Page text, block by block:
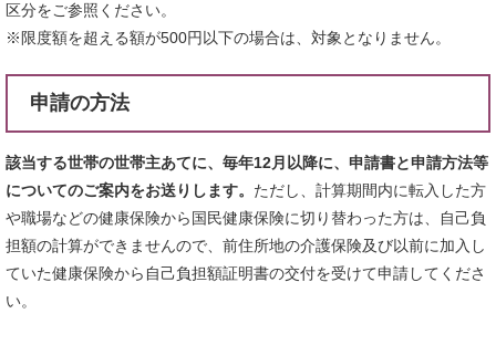
区分をご参照ください。
※限度額を超える額が500円以下の場合は、対象となりません。
申請の方法
該当する世帯の世帯主あてに、毎年12月以降に、申請書と申請方法等
についてのご案内をお送りします。 ただし、計算期間内に転入した方
や職場などの健康保険から国民健康保険に切り替わった方は、自己負
担額の計算ができませんので、前住所地の介護保険及び以前に加入し
ていた健康保険から自己負担額証明書の交付を受けて申請してくださ
い。